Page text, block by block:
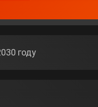
году